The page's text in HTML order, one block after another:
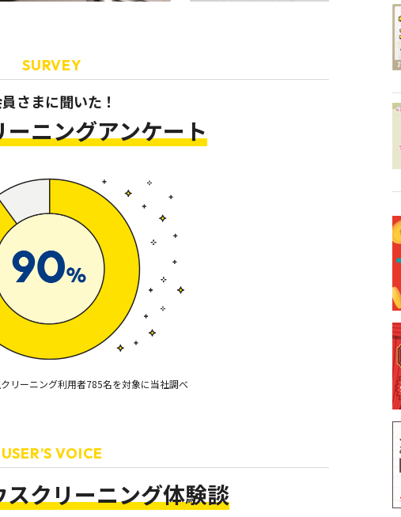
SURVEY
さまに聞いた！
ーニングアンケート
リーニング利用者785名を対象に当社調べ
USER’S VOICE
クリーニング体験談